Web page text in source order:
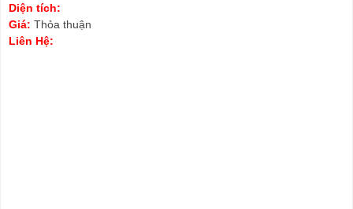
Diện tích:
Giá: Thỏa thuận
Liên Hệ: